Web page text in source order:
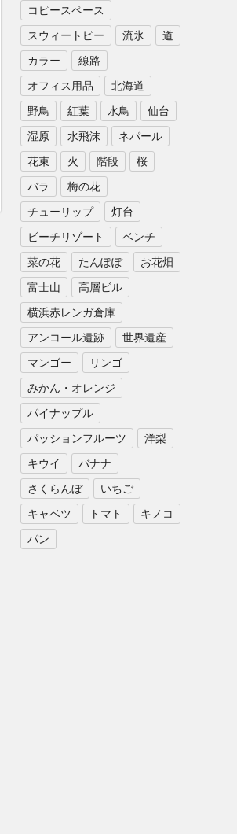
コピースペース
スウィートピー
流氷
道
カラー
線路
オフィス用品
北海道
野鳥
紅葉 水鳥
仙台
湿原
水飛沫
ネパール
花束
火 階段
桜
バラ
梅の花
チューリップ
灯台
ビーチリゾート
ベンチ
菜の花
たんぽぽ
お花畑
富士山
高層ビル
横浜赤レンガ倉庫
アンコール遺跡
世界遺産
マンゴー
リンゴ
みかん・オレンジ
パイナップル
パッションフルーツ
洋梨
キウイ
バナナ
さくらんぼ
いちご
キャベツ
トマト
キノコ
パン